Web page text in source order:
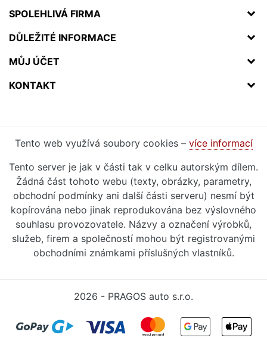
SPOLEHLIVÁ FIRMA
DŮLEŽITÉ INFORMACE
MŮJ ÚČET
KONTAKT
Tento web využívá soubory cookies – více informací
Tento server je jak v části tak v celku autorským dílem.
Žádná část tohoto webu (texty, obrázky, parametry,
obchodní podmínky ani další části serveru) nesmí být
kopírována nebo jinak reprodukována bez výslovného
souhlasu provozovatele. Názvy a označení výrobků,
služeb, firem a společností mohou být registrovanými
obchodními známkami příslušných vlastníků.
2026 - PRAGOS auto s.r.o.